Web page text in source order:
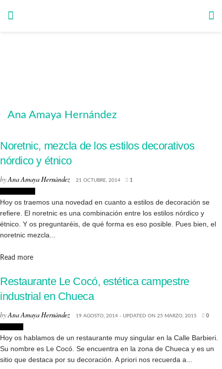
Ana Amaya Hernández
Noretnic, mezcla de los estilos decorativos
nórdico y étnico
byAna Amaya Hernández 21 OCTUBRE, 2014 1
Hoy os traemos una novedad en cuanto a estilos de decoración se
refiere. El noretnic es una combinación entre los estilos nórdico y
étnico. Y os preguntaréis, de qué forma es eso posible. Pues bien, el
noretnic mezcla...
Read moreDetails
Restaurante Le Cocó, estética campestre
industrial en Chueca
byAna Amaya Hernández 19 AGOSTO, 2014 - UPDATED ON 25 MARZO, 2015 0
Hoy os hablamos de un restaurante muy singular en la Calle Barbieri.
Su nombre es Le Cocó. Se encuentra en la zona de Chueca y es un
sitio que destaca por su decoración. A priori nos recuerda a...